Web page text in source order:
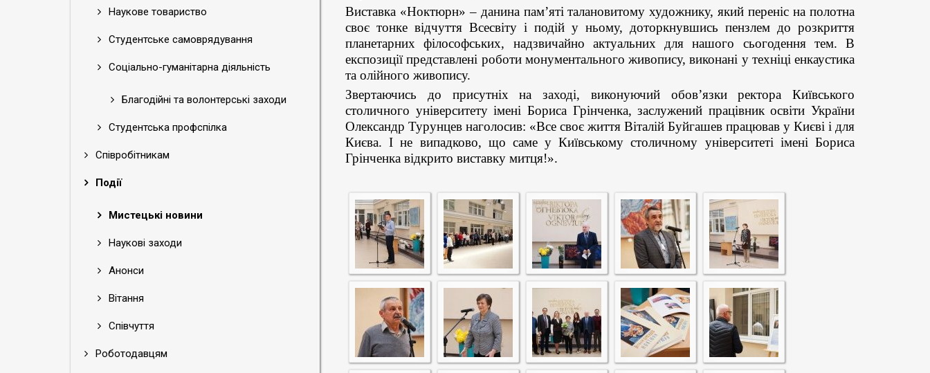
Наукове товариство
Студентське самоврядування
Соціально-гуманітарна діяльність
Благодійні та волонтерські заходи
Студентська профспілка
Співробітникам
Події
Мистецькі новини
Наукові заходи
Анонси
Вітання
Співчуття
Роботодавцям
Виставка «Ноктюрн» – данина пам’яті талановитому художнику, який переніс на полотна
своє тонке відчуття Всесвіту і подій у ньому, доторкнувшись пензлем до розкриття
планетарних філософських, надзвичайно актуальних для нашого сьогодення тем. В
експозиції представлені роботи монументального живопису, виконані у техніці енкаустика
та олійного живопису.
Звертаючись до присутніх на заході, виконуючий обов’язки ректора Київського
столичного університету імені Бориса Грінченка, заслужений працівник освіти України
Олександр Турунцев наголосив: «Все своє життя Віталій Буйгашев працював у Києві і для
Києва. І не випадково, що саме у Київському столичному університеті імені Бориса
Грінченка відкрито виставку митця!».